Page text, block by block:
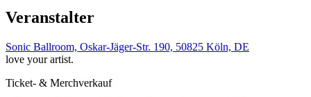
Veranstalter
Sonic Ballroom, Oskar-Jäger-Str. 190, 50825 Köln, DE
love your artist.
Ticket- & Merchverkauf